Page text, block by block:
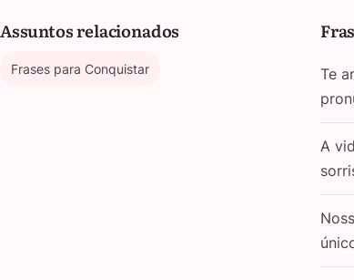
Assuntos relacionados
Frases para Conquistar
Te
A